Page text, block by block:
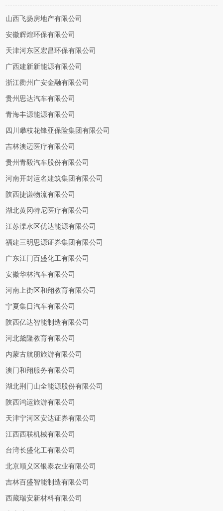
山西飞扬房地产有限公司
安徽辉煌环保有限公司
天津河东区宏昌环保有限公司
广西建新新能源有限公司
浙江衢州广安金融有限公司
贵州思达汽车有限公司
青海丰源能源有限公司
四川攀枝花锋亚保险集团有限公司
吉林澳迈医疗有限公司
贵州青毅汽车股份有限公司
河南开封运名建筑集团有限公司
陕西捷谦物流有限公司
湖北黄冈特尼医疗有限公司
江苏溧水区优达能源有限公司
福建三明思源证券集团有限公司
广东江门百盛化工有限公司
安徽华林汽车有限公司
河南上街区和翔教育有限公司
宁夏集日汽车有限公司
陕西亿达智能制造有限公司
河北黛隆教育有限公司
内蒙古航朋旅游有限公司
澳门和翔服务有限公司
湖北荆门山全能源股份有限公司
陕西鸿运旅游有限公司
天津宁河区安达证券有限公司
江西西联机械有限公司
台湾长盛化工有限公司
北京顺义区银泰农业有限公司
吉林百盛智能制造有限公司
西藏瑞安新材料有限公司